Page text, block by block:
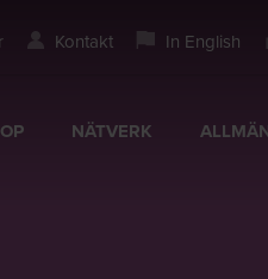
Kontakt In English
NÄTVERK